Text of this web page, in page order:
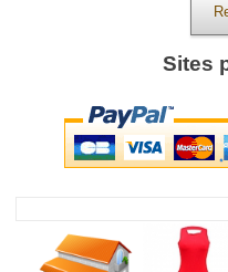
Sites